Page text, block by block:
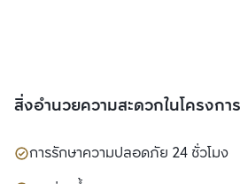
สิ่งอำนวยความสะดวกในโครงการ
การรักษาความปลอดภัย 24 ชั่วโมง